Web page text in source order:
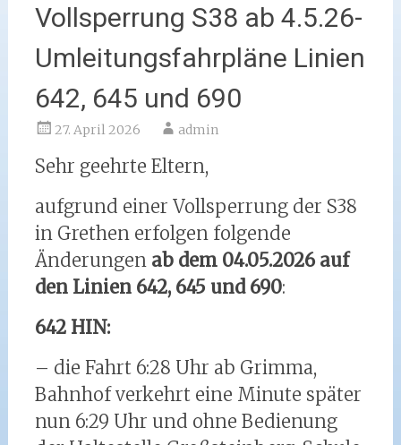
Vollsperrung S38 ab 4.5.26-
Umleitungsfahrpläne Linien
642, 645 und 690
27. April 2026 admin
Sehr geehrte Eltern,
aufgrund einer Vollsperrung der S38
in Grethen erfolgen folgende
Änderungen ab dem 04.05.2026 auf
den Linien 642, 645 und 690:
642 HIN:
– die Fahrt 6:28 Uhr ab Grimma,
Bahnhof verkehrt eine Minute später
nun 6:29 Uhr und ohne Bedienung